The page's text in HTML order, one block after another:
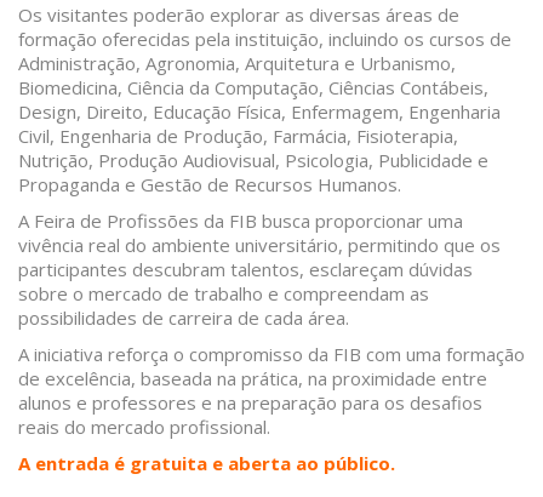
Os visitantes poderão explorar as diversas áreas de
formação oferecidas pela instituição, incluindo os cursos de
Administração, Agronomia, Arquitetura e Urbanismo,
Biomedicina, Ciência da Computação, Ciências Contábeis,
Design, Direito, Educação Física, Enfermagem, Engenharia
Civil, Engenharia de Produção, Farmácia, Fisioterapia,
Nutrição, Produção Audiovisual, Psicologia, Publicidade e
Propaganda e Gestão de Recursos Humanos.
A Feira de Profissões da FIB busca proporcionar uma
vivência real do ambiente universitário, permitindo que os
participantes descubram talentos, esclareçam dúvidas
sobre o mercado de trabalho e compreendam as
possibilidades de carreira de cada área.
A iniciativa reforça o compromisso da FIB com uma formação
de excelência, baseada na prática, na proximidade entre
alunos e professores e na preparação para os desafios
reais do mercado profissional.
A entrada é gratuita e aberta ao público.